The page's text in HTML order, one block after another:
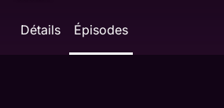
Détails Épisodes